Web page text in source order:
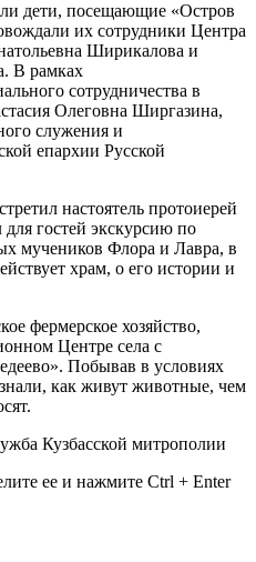
дети, посещающие «Остров
их сотрудники Центра
Ширикалова и
В рамках
сотрудничества в
Олеговна Ширгазина,
служения и
епархии Русской
настоятель протоиерей
гостей экскурсию по
мучеников Флора и Лавра, в
храм, о его истории и
фермерское хозяйство,
Центре села с
Побывав в условиях
как живут животные, чем
Кузбасской митрополии
ее и нажмите Ctrl + Enter